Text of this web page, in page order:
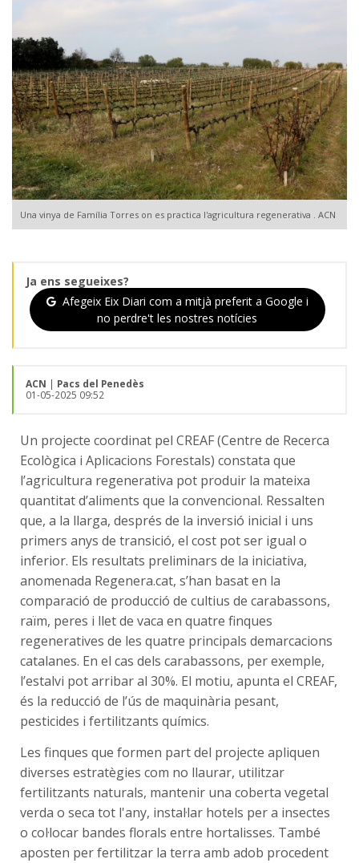
Una vinya de Família Torres on es practica l'agricultura regenerativa . ACN
Ja ens segueixes?
Afegeix Eix Diari com a mitjà preferit a Google i
no perdre't les nostres notícies
ACN | Pacs del Penedès
01-05-2025 09:52
Un projecte coordinat pel CREAF (Centre de Recerca
Ecològica i Aplicacions Forestals) constata que
l’agricultura regenerativa pot produir la mateixa
quantitat d’aliments que la convencional. Ressalten
que, a la llarga, després de la inversió inicial i uns
primers anys de transició, el cost pot ser igual o
inferior. Els resultats preliminars de la iniciativa,
anomenada Regenera.cat, s’han basat en la
comparació de producció de cultius de carabassons,
raïm, peres i llet de vaca en quatre finques
regeneratives de les quatre principals demarcacions
catalanes. En el cas dels carabassons, per exemple,
l’estalvi pot arribar al 30%. El motiu, apunta el CREAF,
és la reducció de l’ús de maquinària pesant,
pesticides i fertilitzants químics.
Les finques que formen part del projecte apliquen
diverses estratègies com no llaurar, utilitzar
fertilitzants naturals, mantenir una coberta vegetal
verda o seca tot l'any, instal·lar hotels per a insectes
o col·locar bandes florals entre hortalisses. També
aposten per fertilitzar la terra amb adob procedent